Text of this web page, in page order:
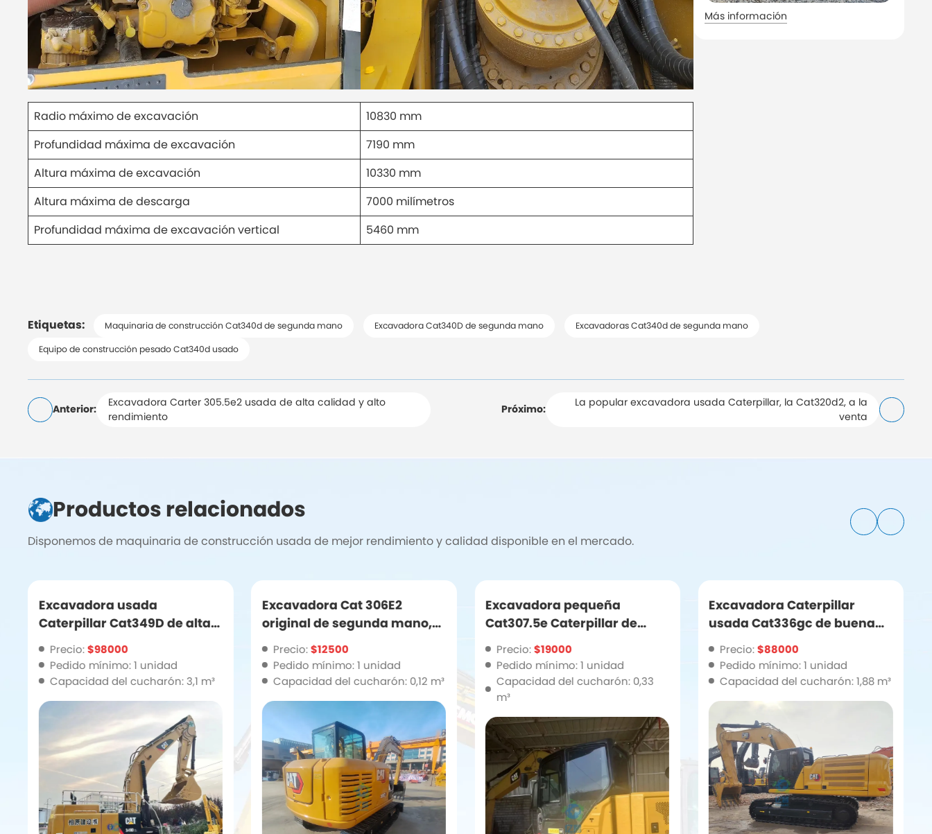
Radio máximo de excavación
10830 mm
Profundidad máxima de excavación
7190 mm
Altura máxima de excavación
10330 mm
Altura máxima de descarga
7000 milímetros
Profundidad máxima de excavación vertical
5460 mm
Más información
Etiquetas: Maquinaria de construcción Cat340d de segunda mano Excavadora Cat340D de segunda mano
Excavadoras Cat340d de segunda mano
Equipo de construcción pesado Cat340d usado
Anterior:
Excavadora Carter 305.5e2 usada de alta calidad y alto
rendimiento
Próximo:
La popular excavadora usada Caterpillar, la Cat320d2, a la
venta
Productos relacionados
Disponemos de maquinaria de construcción usada de mejor rendimiento y calidad disponible en el mercado.
Excavadora usada
Caterpillar Cat349D de alta
calidad y en buen estado
Precio:$98000
Pedido mínimo: 1 unidad
Capacidad del cucharón: 3,1 m³
Excavadora Cat 306E2
original de segunda mano,
pocas horas de trabajo,
excavadora de 6 toneladas
usada, venta caliente
Precio:$12500
Pedido mínimo: 1 unidad
Capacidad del cucharón: 0,12 m³
Excavadora pequeña
Cat307.5e Caterpillar de
buen rendimiento en
excavación
Precio:$19000
Pedido mínimo: 1 unidad
Capacidad del cucharón: 0,33
m³
Excavadora Caterpillar
usada Cat336gc de buena
calidad, excavadora de
segunda mano en venta
Precio:$88000
Pedido mínimo: 1 unidad
Capacidad del cucharón: 1,88 m³